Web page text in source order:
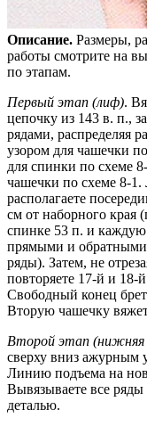
Описание. Размеры,
работы смотрите на
по этапам.
Первый этап (лиф).
цепочку из 143 в. п.,
рядами, распределяя
узором для чашечки
для спинки по схеме
чашечки по схеме 8-
располагаете
см от наборного края
спинке 53 п. и
прямыми и обратными
ряды). Затем, не
повторяете 17-й и 18-
Свободный конец
Вторую чашечку
Второй этап (нижняя
сверху вниз ажурным
Линию подъема на
Вывязываете все ряды
деталью.